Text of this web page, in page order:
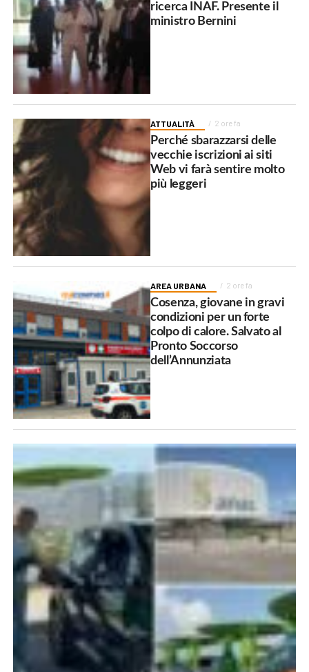
ricerca INAF. Presente il
ministro Bernini
ATTUALITÀ 2 ore fa
Perché sbarazzarsi delle
vecchie iscrizioni ai siti
Web vi farà sentire molto
più leggeri
AREA URBANA 2 ore fa
Cosenza, giovane in gravi
condizioni per un forte
colpo di calore. Salvato al
Pronto Soccorso
dell’Annunziata